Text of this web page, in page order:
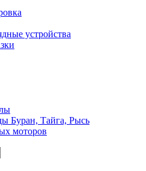
устройства
Буран, Тайга, Рысь
моторов